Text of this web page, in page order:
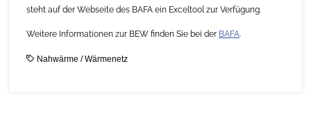
steht auf der Webseite des BAFA ein Exceltool zur Verfügung.
Weitere Informationen zur BEW finden Sie bei der BAFA.
Nahwärme /Wärmenetz